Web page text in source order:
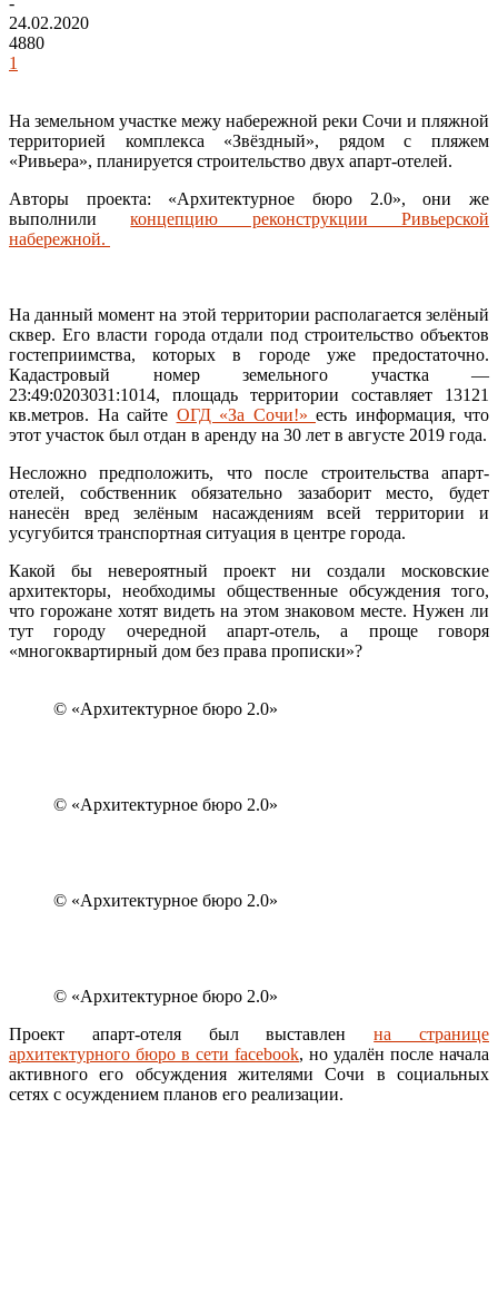
24.02.2020
4880
1
На земельном участке межу набережной реки Сочи и пляжной
территорией комплекса «Звёздный», рядом с пляжем
«Ривьера», планируется строительство двух апарт-отелей.
Авторы проекта: «Архитектурное бюро 2.0», они же
выполниликонцепцию реконструкции Ривьерской
набережной.
На данный момент на этой территории располагается зелёный
сквер. Его власти города отдали под строительство объектов
гостеприимства, которых в городе уже предостаточно.
Кадастровый номер земельного участка —
23:49:0203031:1014, площадь территории составляет 13121
кв.метров. На сайте ОГД «За Сочи!» есть информация, что
этот участок был отдан в аренду на 30 лет в августе 2019 года.
Несложно предположить, что после строительства апарт-
отелей, собственник обязательно зазаборит место, будет
нанесён вред зелёным насаждениям всей территории и
усугубится транспортная ситуация в центре города.
Какой бы невероятный проект ни создали московские
архитекторы, необходимы общественные обсуждения того,
что горожане хотят видеть на этом знаковом месте. Нужен ли
тут городу очередной апарт-отель, а проще говоря
«многоквартирный дом без права прописки»?
© «Архитектурное бюро 2.0»
© «Архитектурное бюро 2.0»
© «Архитектурное бюро 2.0»
© «Архитектурное бюро 2.0»
Проект апарт-отеля был выставленна странице
архитектурного бюро в сети facebook, но удалён после начала
активного его обсуждения жителями Сочи в социальных
сетях с осуждением планов его реализации.